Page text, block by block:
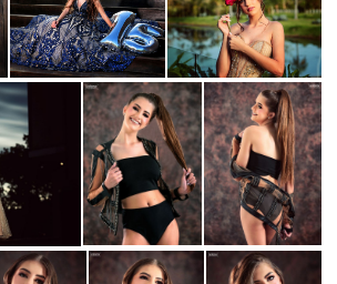
Guardar Guardar Guardar
Guardar Guardar Guardar